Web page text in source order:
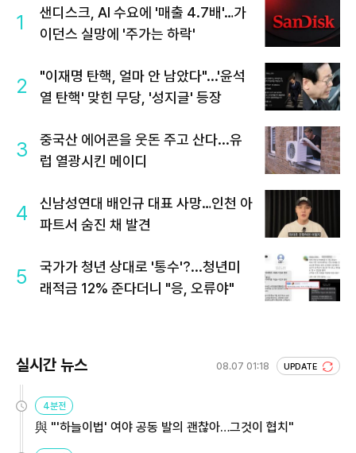
1
샌디스크, AI 수요에 '매출 4.7배'…가
이던스 실망에 '주가는 하락'
2
"이재명 탄핵, 얼마 안 남았다"...'윤석
열 탄핵' 맞힌 무당, '성지글' 등장
3
중국산 에어콘을 웃돈 주고 산다...유
럽 열광시킨 메이디
4
신남성연대 배인규 대표 사망…인천 아
파트서 숨진 채 발견
5
국가가 청년 상대로 '통수'?...청년미
래적금 12% 준다더니 "응, 오류야"
실시간 뉴스 08.07 01:18 UPDATE
4분전
與 "'하늘이법' 여야 공동 발의 괜찮아…그것이 협치"